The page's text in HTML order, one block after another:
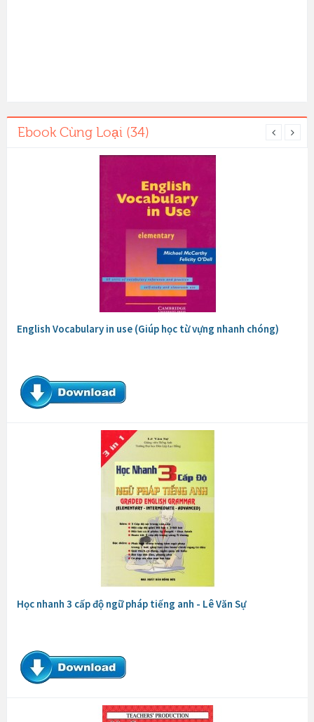
Ebook Cùng Loại (34)
English Vocabulary in use (Giúp học từ vựng nhanh chóng)
Học nhanh 3 cấp độ ngữ pháp tiếng anh - Lê Văn Sự